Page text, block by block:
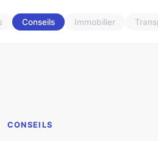
Conseils Immobilier
CONSEILS